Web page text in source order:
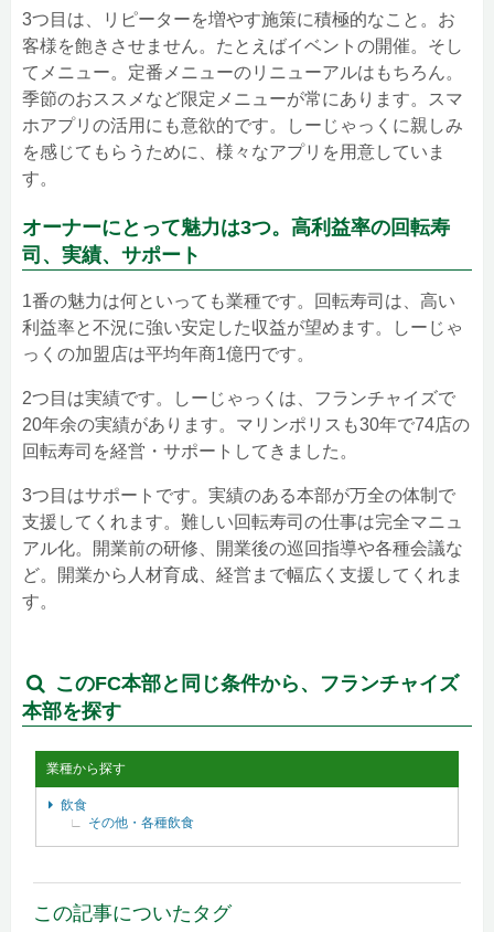
3つ目は、リピーターを増やす施策に積極的なこと。お
客様を飽きさせません。たとえばイベントの開催。そし
てメニュー。定番メニューのリニューアルはもちろん。
季節のおススメなど限定メニューが常にあります。スマ
ホアプリの活用にも意欲的です。しーじゃっくに親しみ
を感じてもらうために、様々なアプリを用意していま
す。
オーナーにとって魅力は3つ。高利益率の回転寿
司、実績、サポート
1番の魅力は何といっても業種です。回転寿司は、高い
利益率と不況に強い安定した収益が望めます。しーじゃ
っくの加盟店は平均年商1億円です。
2つ目は実績です。しーじゃっくは、フランチャイズで
20年余の実績があります。マリンポリスも30年で74店の
回転寿司を経営・サポートしてきました。
3つ目はサポートです。実績のある本部が万全の体制で
支援してくれます。難しい回転寿司の仕事は完全マニュ
アル化。開業前の研修、開業後の巡回指導や各種会議な
ど。開業から人材育成、経営まで幅広く支援してくれま
す。
このFC本部と同じ条件から、フランチャイズ
本部を探す
業種から探す
飲食
その他・各種飲食
この記事についたタグ